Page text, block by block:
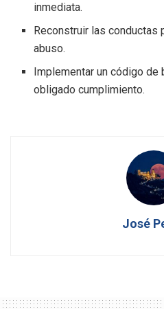
inmediata.
Reconstruir las conductas
abuso.
Implementar un código de
obligado cumplimiento.
José